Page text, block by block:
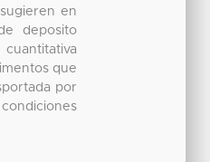
en
deposito
que
por